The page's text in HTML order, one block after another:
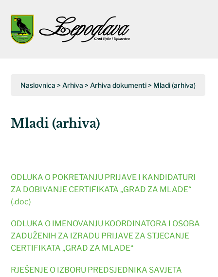
Ova
web
stranica
Open
Close
Naslovnica > Arhiva > Arhiva dokumenti > Mladi (arhiva)
Mladi (arhiva)
ODLUKA O POKRETANJU PRIJAVE I KANDIDATURI
ZA DOBIVANJE CERTIFIKATA „GRAD ZA MLADE“
(.doc)
ODLUKA O IMENOVANJU KOORDINATORA I OSOBA
ZADUŽENIH ZA IZRADU PRIJAVE ZA STJECANJE
CERTIFIKATA „GRAD ZA MLADE“
RJEŠENJE O IZBORU PREDSJEDNIKA SAVJETA